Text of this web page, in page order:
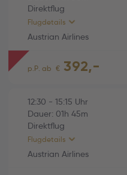
Austrian Airlines (OS769)
Fr., 02.10.2026
12:30 Wien (VIE) -
15:15 Varna (VAR)
Direktflug
Flugdetails
Austrian Airlines
RÜCKFLUG (Direktflug)
Austrian Airlines (OS782)
Di., 06.10.2026
13:05 Burgas (BOJ) -
13:55 Wien (VIE)
Economy
p.P. ab € 392,-
12:30 - 15:15 Uhr
Dauer: 01h 45m
Direktflug
Flugdetails
Austrian Airlines